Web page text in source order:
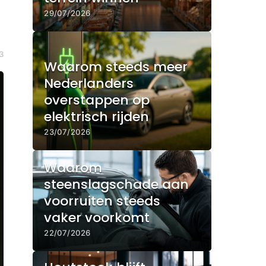
29/07/2026
Waarom steeds meer
Nederlanders
overstappen op
elektrisch rijden
23/07/2026
Waarom
steenslagschade aan
voorruiten steeds
vaker voorkomt
22/07/2026